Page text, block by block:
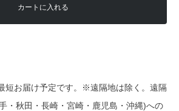
カートに入れる
短お届け予定です。※遠隔地は除く。遠隔
・秋田・長崎・宮崎・鹿児島・沖縄)への